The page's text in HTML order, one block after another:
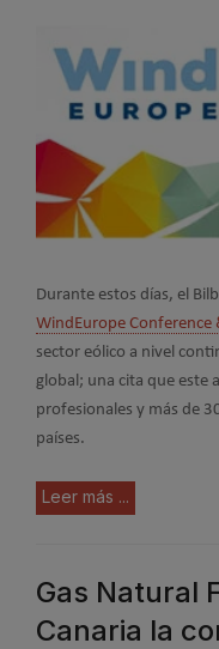
Durante estos días, el
WindEurope Conference
sector eólico a nivel
global; una cita que este
profesionales y más de
países.
Leer más ...
Gas Natural
Canaria la